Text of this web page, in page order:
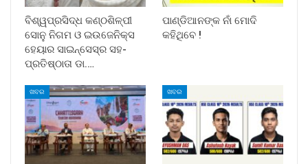
ବିଶ୍ୱପ୍ରସିଦ୍ଧ କଣ୍ଠଶିଳ୍ପୀ
ସୋନୁ ନିଗମ ଓ ଇଉଜେନିକ୍ସ
ହେୟାର ସାଇନ୍ସେସ୍ର ସହ-
ପ୍ରତିଷ୍ଠାତା ଡା.…
ପାଣ୍ଡିଆନଙ୍କ ନାଁ ମୋଦି
କହିଥିବେ !
ଖବର ଖବର